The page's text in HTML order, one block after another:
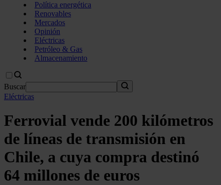
Política energética
Renovables
Mercados
Opinión
Eléctricas
Petróleo & Gas
Almacenamiento
Buscar
Eléctricas
Ferrovial vende 200 kilómetros
de líneas de transmisión en
Chile, a cuya compra destinó
64 millones de euros